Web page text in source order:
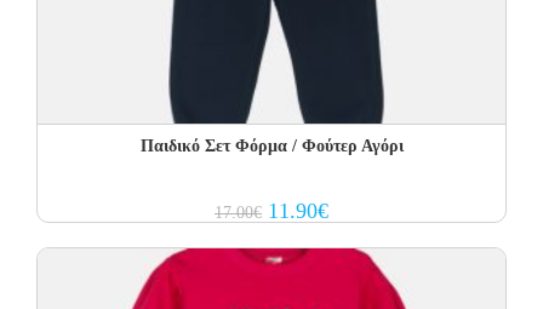
Παιδικό Σετ Φόρμα / Φούτερ Αγόρι
17.00€ Original
price
17.00€.
11.90€Current
price
11.90€.